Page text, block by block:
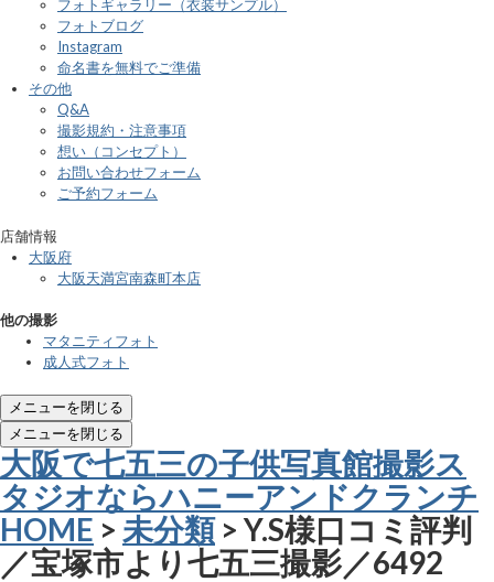
フォトギャラリー（衣装サンプル）
フォトブログ
Instagram
命名書を無料でご準備
その他
Q&A
撮影規約・注意事項
想い（コンセプト）
お問い合わせフォーム
ご予約フォーム
店舗情報
大阪府
大阪天満宮南森町本店
他の撮影
マタニティフォト
成人式フォト
メニューを閉じる
メニューを閉じる
大阪で七五三の子供写真館撮影ス
タジオならハニーアンドクランチ
HOME > 未分類> Y.S様口コミ評判
／宝塚市より七五三撮影／6492